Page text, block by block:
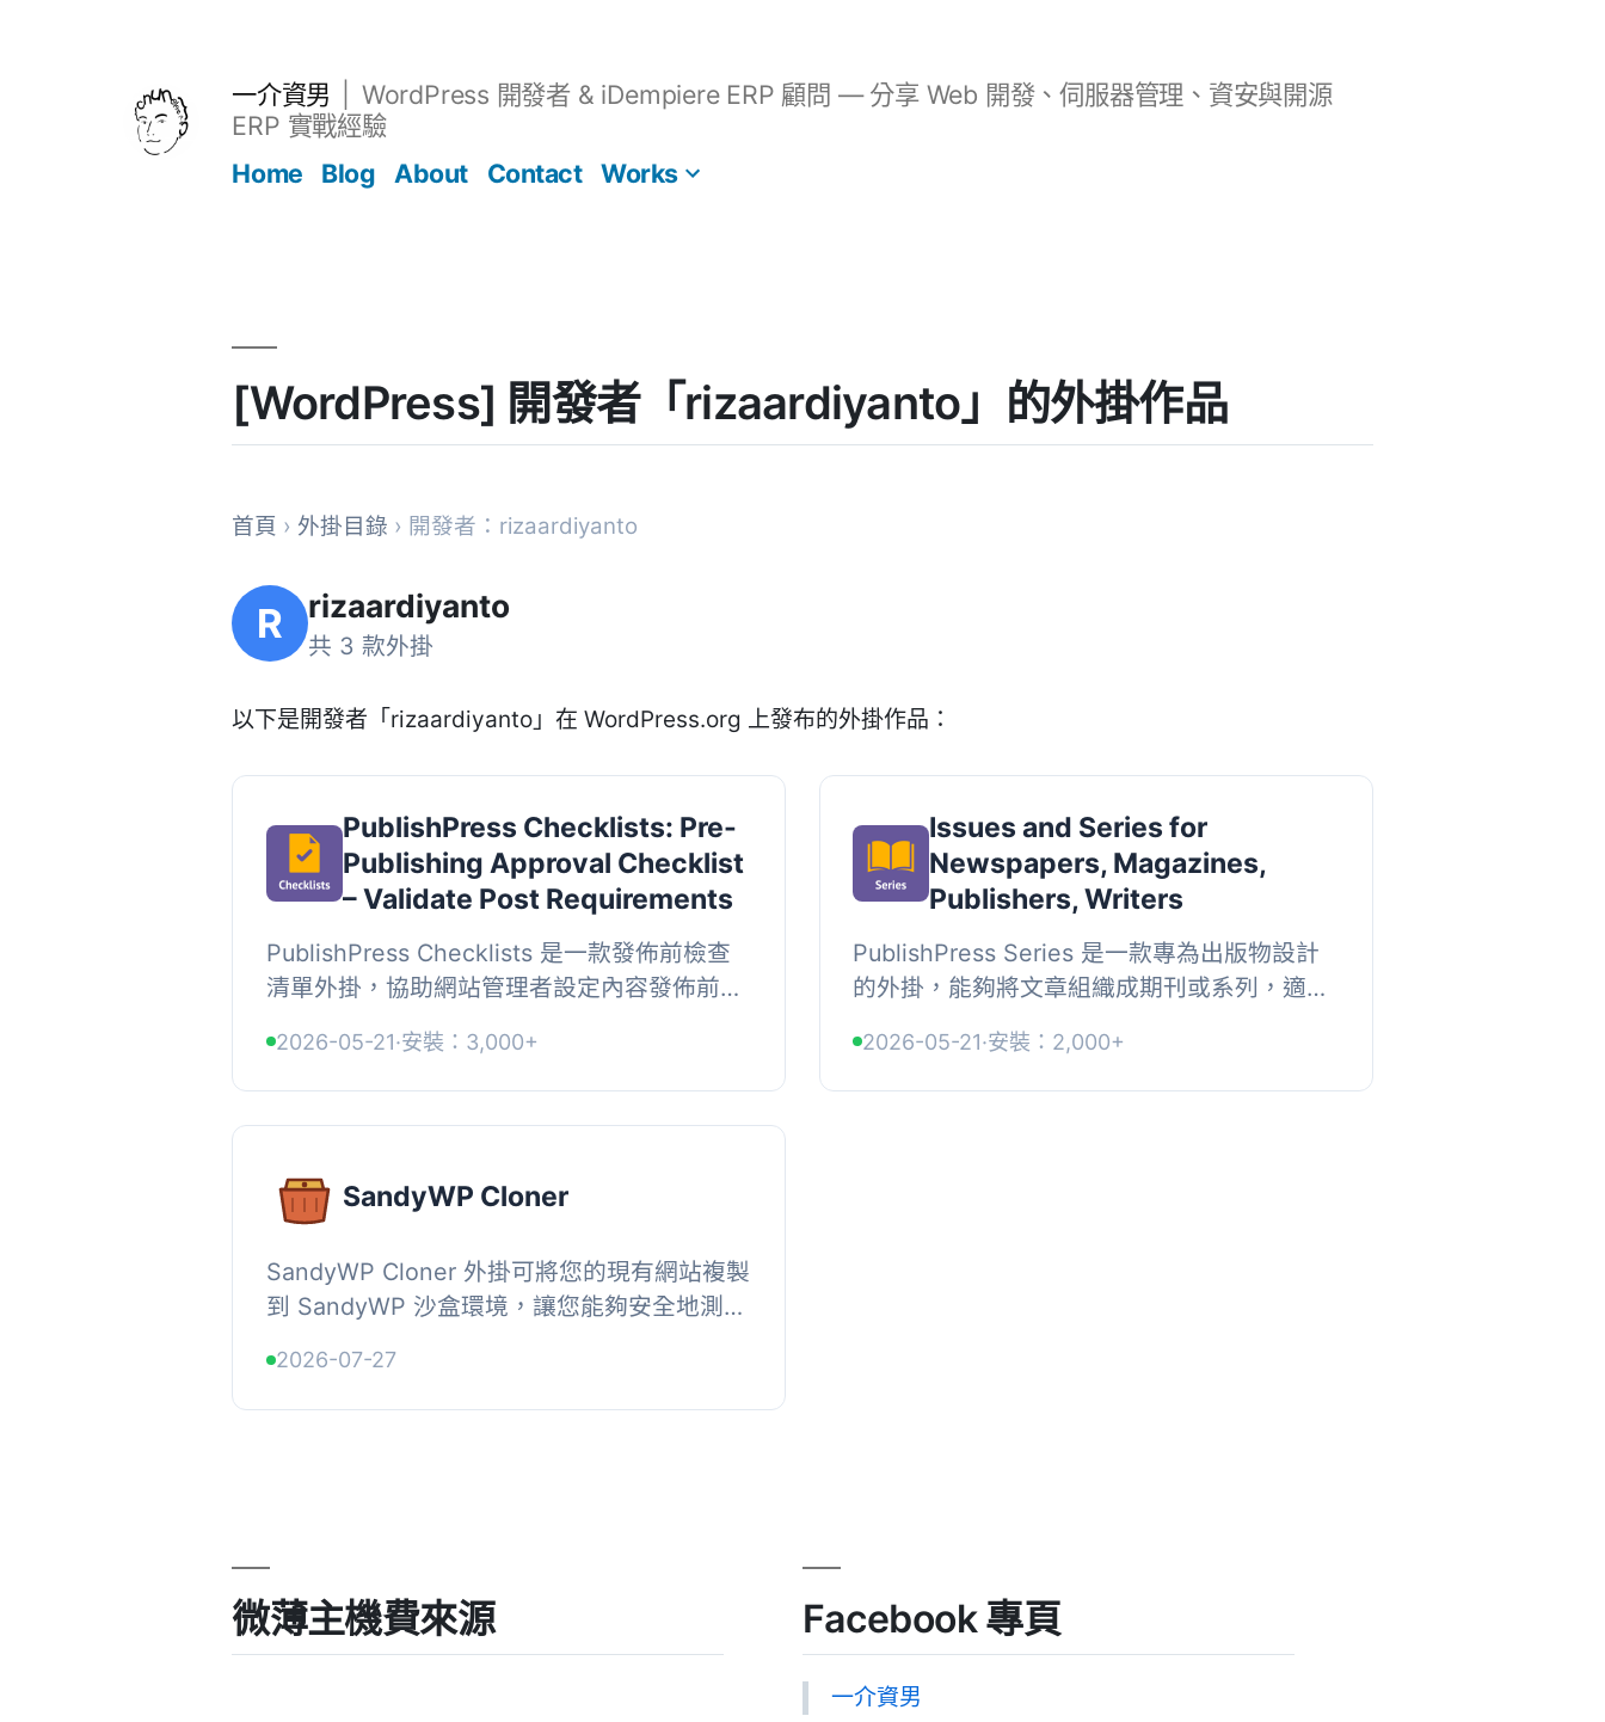
一介資男
WordPress 開發者 & iDempiere ERP 顧問 — 分享 Web 開發、伺服器管理、資安與開源
ERP 實戰經驗
Home
Blog About Contact Works
[WordPress] 開發者「rizaardiyanto」的外掛作品
首頁 › 外掛目錄 › 開發者：rizaardiyanto
R rizaardiyanto
共 3 款外掛
以下是開發者「rizaardiyanto」在 WordPress.org 上發布的外掛作品：
PublishPress Checklists: Pre-
Publishing Approval Checklist
– Validate Post Requirements
PublishPress Checklists 是一款發佈前檢查
清單外掛，協助網站管理者設定內容發佈前必
才能上線，支援字數檢查、精...
2026-05-21·安裝：3,000+
Issues and Series for
Newspapers, Magazines,
Publishers, Writers
PublishPress Series 是一款專為出版物設計
的外掛，能夠將文章組織成期刊或系列，適合
主題相關的文章。, , 【主要...
2026-05-21·安裝：2,000+
SandyWP Cloner
SandyWP Cloner 外掛可將您的現有網站複製
到 SandyWP 沙盒環境，讓您能夠安全地測試
境。只需一鍵操作，便可在背景...
2026-07-27
微薄主機費來源 Facebook 專頁
一介資男